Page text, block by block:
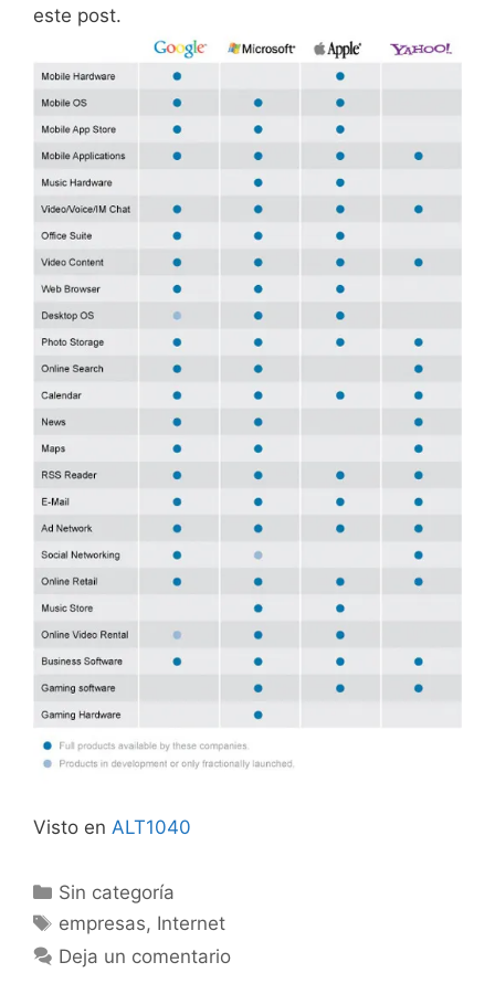
este post.
Visto en ALT1040
Categorías
Sin categoría
Etiquetas
empresas, Internet
Deja un comentario